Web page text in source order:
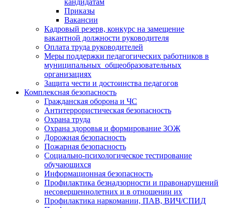
кандидатам
Приказы
Вакансии
Кадровый резерв, конкурс на замещение
вакантной должности руководителя
Оплата труда руководителей
Меры поддержки педагогических работников в
муниципальных общеобразовательных
организациях
Защита чести и достоинства педагогов
Комплексная безопасность
Гражданская оборона и ЧС
Антитеррористическая безопасность
Охрана труда
Охрана здоровья и формирование ЗОЖ
Дорожная безопасность
Пожарная безопасность
Социально-психологическое тестирование
обучающихся
Информационная безопасность
Профилактика безнадзорности и правонарушений
несовершеннолетних и в отношении их
Профилактика наркомании, ПАВ, ВИЧ/СПИД